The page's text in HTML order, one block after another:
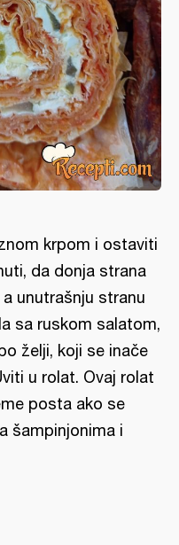
krpom i ostaviti
da donja strana
unutrašnju stranu
sa ruskom salatom,
želji, koji se inače
u rolat. Ovaj rolat
posta ako se
šampinjonima i